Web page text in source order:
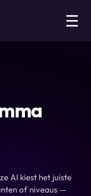
☰
AI kiest het juiste
of niveaus —